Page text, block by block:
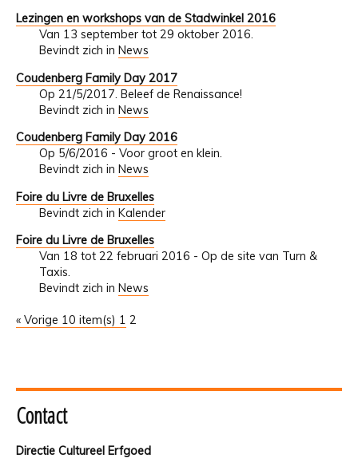
Lezingen en workshops van de Stadwinkel 2016
Van 13 september tot 29 oktober 2016.
Bevindt zich in News
Coudenberg Family Day 2017
Op 21/5/2017. Beleef de Renaissance!
Bevindt zich in News
Coudenberg Family Day 2016
Op 5/6/2016 - Voor groot en klein.
Bevindt zich in News
Foire du Livre de Bruxelles
Bevindt zich in Kalender
Foire du Livre de Bruxelles
Van 18 tot 22 februari 2016 - Op de site van Turn &
Taxis.
Bevindt zich in News
« Vorige 10 item(s) 1 2
Contact
Directie Cultureel Erfgoed